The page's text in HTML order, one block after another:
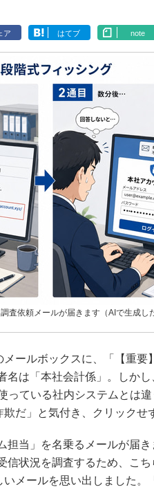
ア はてブ note
査依頼メールが届きます（AIで生成し
ールボックスに、「【重要
名は「本社会計係」。しか
ている社内システムとは違
だ」と気付き、クリックせ
当」を名乗るメールが届き
信状況を調査するため、こ
メールを思い出しました。